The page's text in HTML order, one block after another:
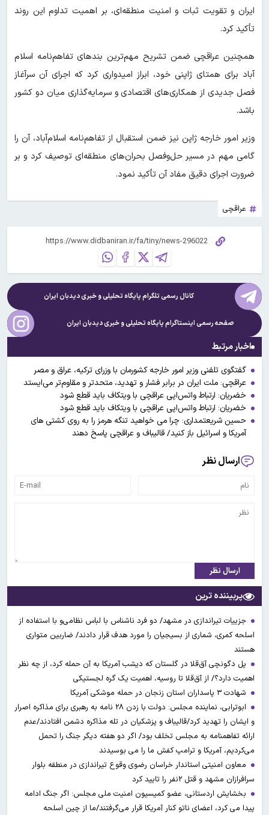
ایران و تقویت ثبات و امنیت منطقه‌ای، بر اهمیت تداوم این روند
تأکید کرد.
همچنین عراقچی ضمن تشریح مهم‌ترین بندهای تفاهم‌نامه اسلام
آباد برای همتای ژاپنی خود، ابراز امیدواری کرد که اجرای آن سرآغاز
فصل جدیدی از همکاری‌های اقتصادی و سرمایه‌گذاری میان دو کشور
باشد.
وزیر امور خارجه ژاپن نیز ضمن استقبال از تفاهم‌نامه اسلام‌آباد، آن را
گامی مهم در مسیر حل‌وفصل بحران‌های منطقه‌ای توصیف کرد و بر
ضرورت اجرای دقیق مفاد آن تأکید نمود.
عراقچی
کانال رسمی تلگرام پایگاه تحلیلی و خبریدیدبان ایران
صفحه رسمی اینستاگرام پایگاه تحلیلی و خبریدیدبان ایران
اخبار مرتبط
گفتگوی تلفنی وزیر امور خارجه کشورمان با وزرای ترکیه، عراق و مصر
عراقچی: ملت ایران در برابر فشار و تهدید، متحدتر و مقاوم‌تر می‌ایستد
خضریان: ارتباط واتس‌اپی عراقچی با ویتکاف باید قطع شود
خضریان: ارتباط واتس‌اپی عراقچی با ویتکاف باید قطع شود
حسین شریعتمداری: چرا می خواهید تنگه هرمز را به روی کشتی های
آمریکا و اسرائیل باز کنید/ قالیباف و عراقچی پاسخ دهند
ارسال نظر
ارسال نظر
پربیننده ترین
جزییات تیراندازی در مشهد/ دو فرد ناشناس با لباس نظامی‌و با استفاده از
اسلحه کمری، شماری از بسیجیان را مورد هدف قرار دادند/ ضاربین متواری
هستند
پل دگونچی آق‌قلا در گلستان که دیشب آمریکا به آن حمله کرد، از چه نظر
اهمیت دارد؟/ از آق‌قلا تا روسیه، اهمیت یک گره لجستیکی
شهادت ۳ ‌پاسداران استان زنجان در حمله موشکی آمریکا
ابوترابی، نماینده مجلس: دولت با زدن ۲۸ نامه به رهبری برای مذاکره اصرار
و ایشان را تهدید کرد/قالیباف و پزشکیان در تله مذاکره دشمن افتادند/عدم
ارائه تفاهمنامه به مجلس تخلف بود/ اگر دو هفته دیگر جنگ را تحمل
می‌کردیم، آمریکا و ترامپ کفش ما را می بوسیدند
معاون امنیتی استاندار خراسان رضوی وقوع تیراندازی در منطقه بلوار
سرافرازان مشهد و قتل ۲نفر را تایید کرد
بخشایش اردستانی، عضو کمیسیون امنیت ملی مجلس: اگر جنگ ادامه
پیدا می کرد، اعضای ناتو کنار آمریکا قرار می‌گرفتند/ما از چین اسلحه